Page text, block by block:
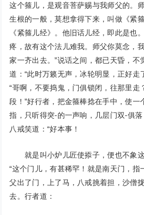
这个箍儿，是观音菩萨赐与我师父的。
生根的一般，莫想拿得下来，叫做《紧
《紧箍儿经》。他旧话儿经，即此是也
疼，故有这个法儿难我。师父你莫念，
家一齐出去。”说话之间，都已天昏，不
道：“此时万籁无声，冰轮明显，正好走
“哥啊，不要捣鬼，门俱锁闭，往那里走
段！”好行者，把金箍棒捻在手中，使一
指，只听得突-的一声响，几层门双-俱落
八戒笑道：“好本事！
就是叫小炉儿匠使掭子，便也不象这
“这个门儿，有甚稀罕！就是南天门，指
父出了门，上了马，八戒挑着担，沙僧
去。行者道：